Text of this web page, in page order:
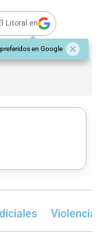
Litoral en
en Google
Violencia